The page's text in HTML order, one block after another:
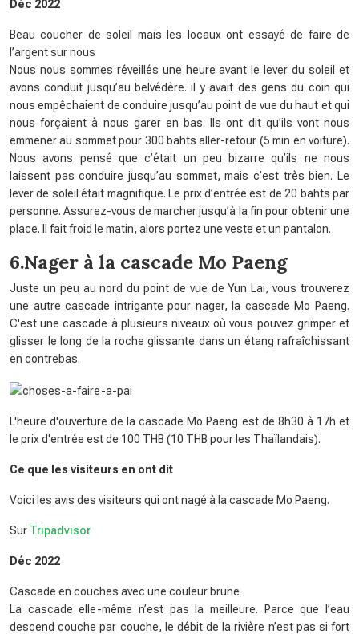
Déc 2022
Beau coucher de soleil mais les locaux ont essayé de faire de
l’argent sur nous
Nous nous sommes réveillés une heure avant le lever du soleil et
avons conduit jusqu’au belvédère. il y avait des gens du coin qui
nous empêchaient de conduire jusqu’au point de vue du haut et qui
nous forçaient à nous garer en bas. Ils ont dit qu’ils vont nous
emmener au sommet pour 300 bahts aller-retour (5 min en voiture).
Nous avons pensé que c’était un peu bizarre qu’ils ne nous
laissent pas conduire jusqu’au sommet, mais c’est très bien. Le
lever de soleil était magnifique. Le prix d’entrée est de 20 bahts par
personne. Assurez-vous de marcher jusqu’à la fin pour obtenir une
place. Il fait froid le matin, alors portez une veste et un pantalon.
6.Nager à la cascade Mo Paeng
Juste un peu au nord du point de vue de Yun Lai, vous trouverez
une autre cascade intrigante pour nager, la cascade Mo Paeng.
C'est une cascade à plusieurs niveaux où vous pouvez grimper et
glisser le long de la roche glissante dans un étang rafraîchissant
en contrebas.
L'heure d'ouverture de la cascade Mo Paeng est de 8h30 à 17h et
le prix d'entrée est de 100 THB (10 THB pour les Thaïlandais).
Ce que les visiteurs en ont dit
Voici les avis des visiteurs qui ont nagé à la cascade Mo Paeng.
Sur Tripadvisor
Déc 2022
Cascade en couches avec une couleur brune
La cascade elle-même n’est pas la meilleure. Parce que l’eau
descend couche par couche, le débit de la rivière n’est pas si fort